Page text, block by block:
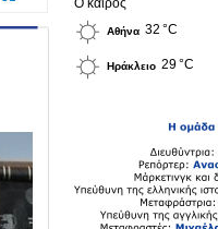
Ο καιρός
Αθήνα 32 °C
Ηράκλειο 29 °C